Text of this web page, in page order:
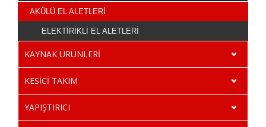
AKÜLÜ EL ALETLERİ
ELEKTİRİKLİ EL ALETLERİ
KAYNAK ÜRÜNLERİ
KESİCİ TAKIM
YAPIŞTIRICI